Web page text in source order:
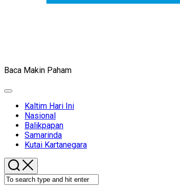
Baca Makin Paham
Expand
Kaltim Hari Ini
Nasional
Balikpapan
Samarinda
Kutai Kartanegara